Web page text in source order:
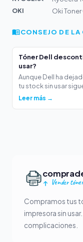
OKI
Oki
CONSEJO DE LA
Tóner Dell
usar?
Aunque Dell ha
tu stock sin usar
Leer más →
Vender
Compramos tus
impresora sin
complicaciones.